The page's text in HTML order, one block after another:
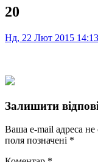
20
Нд, 22 Лют 2015
Залишити
Ваша e-mail адреса
поля позначені *